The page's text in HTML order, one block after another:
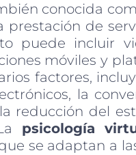
conocida
prestación de
puede incluir
móviles y
factores,
la
reducción del
psicología
se adaptan a